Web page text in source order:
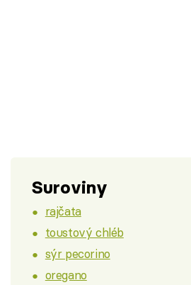
Suroviny
rajčata
toustový chléb
sýr pecorino
oregano